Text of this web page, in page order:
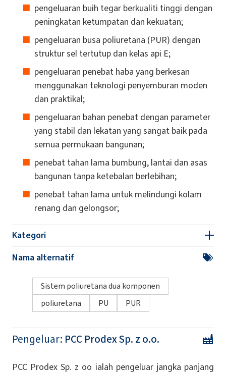
pengeluaran buih tegar berkualiti tinggi dengan
peningkatan ketumpatan dan kekuatan;
pengeluaran busa poliuretana (PUR) dengan
struktur sel tertutup dan kelas api E;
pengeluaran penebat haba yang berkesan
menggunakan teknologi penyemburan moden
dan praktikal;
pengeluaran bahan penebat dengan parameter
yang stabil dan lekatan yang sangat baik pada
semua permukaan bangunan;
penebat tahan lama bumbung, lantai dan asas
bangunan tanpa ketebalan berlebihan;
penebat tahan lama untuk melindungi kolam
renang dan gelongsor;
Kategori
Nama alternatif
Sistem poliuretana dua komponen
poliuretana
PU PUR
Pengeluar: PCC Prodex Sp. z o.o.
PCC Prodex Sp. z oo ialah pengeluar jangka panjang